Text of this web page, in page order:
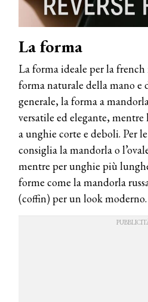
La forma
La forma ideale per la
forma naturale della mano e
generale, la forma a
versatile ed elegante,
a unghie corte e deboli. Per
consiglia la mandorla o
mentre per unghie più
forme come la mandorla
(coffin) per un look moderno.